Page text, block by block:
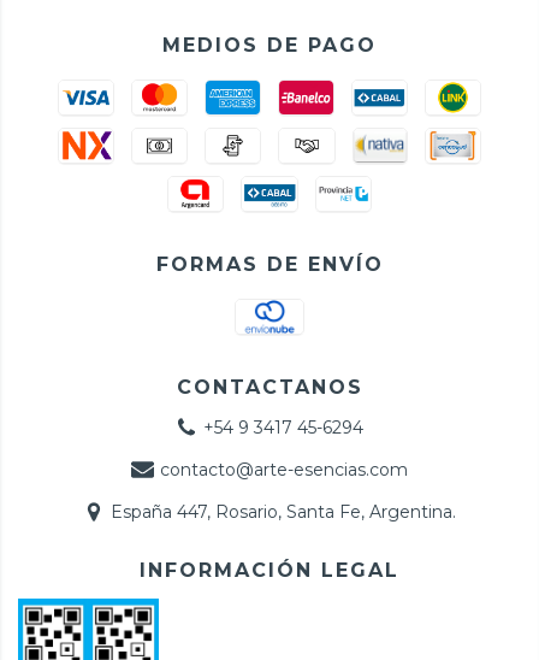
MEDIOS DE PAGO
FORMAS DE ENVÍO
CONTACTANOS
+54 9 3417 45-6294
contacto@arte-esencias.com
España 447, Rosario, Santa Fe, Argentina.
INFORMACIÓN LEGAL